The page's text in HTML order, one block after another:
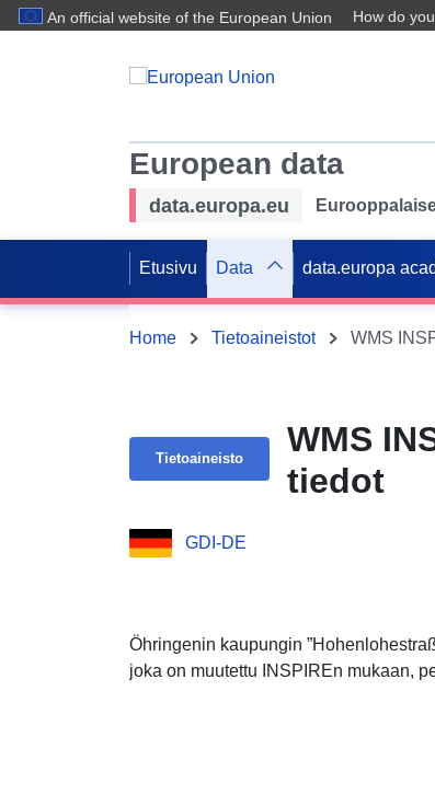
An official website of the European Union How do
European data
data.europa.eu
Etusivu Data data.europa
Home Tietoaineistot WMS
Tietoaineisto
WMS
tiedot
GDI-DE
Öhringenin kaupungin
joka on muutettu INSPIREn mukaan,